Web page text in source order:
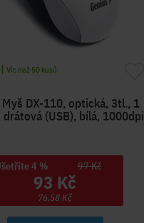
| Víc než 50 kusů
Myš DX-110, optická, 3tl., 1
(USB), bílá, 1000dpi
4 % 97 Kč
93 Kč
76.58 Kč